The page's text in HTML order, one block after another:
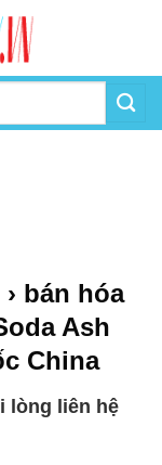
bán hóa
Ash
China
lòng liên hệ